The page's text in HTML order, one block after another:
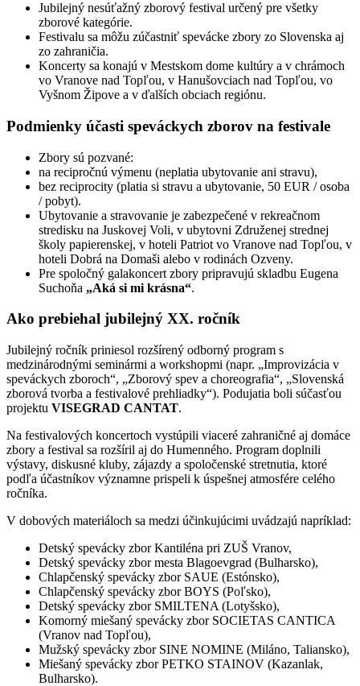
Jubilejný nesúťažný zborový festival určený pre všetky
zborové kategórie.
Festivalu sa môžu zúčastniť spevácke zbory zo Slovenska aj
zo zahraničia.
Koncerty sa konajú v Mestskom dome kultúry a v chrámoch
vo Vranove nad Topľou, v Hanušovciach nad Topľou, vo
Vyšnom Žipove a v ďalších obciach regiónu.
Podmienky účasti speváckych zborov na festivale
Zbory sú pozvané:
na recipročnú výmenu (neplatia ubytovanie ani stravu),
bez reciprocity (platia si stravu a ubytovanie, 50 EUR / osoba
/ pobyt).
Ubytovanie a stravovanie je zabezpečené v rekreačnom
stredisku na Juskovej Voli, v ubytovni Združenej strednej
školy papierenskej, v hoteli Patriot vo Vranove nad Topľou, v
hoteli Dobrá na Domaši alebo v rodinách Ozveny.
Pre spoločný galakoncert zbory pripravujú skladbu Eugena
Suchoňa „Aká si mi krásna“.
Ako prebiehal jubilejný XX. ročník
Jubilejný ročník priniesol rozšírený odborný program s
medzinárodnými seminármi a workshopmi (napr. „Improvizácia v
speváckych zboroch“, „Zborový spev a choreografia“, „Slovenská
zborová tvorba a festivalové prehliadky“). Podujatia boli súčasťou
projektu VISEGRAD CANTAT.
Na festivalových koncertoch vystúpili viaceré zahraničné aj domáce
zbory a festival sa rozšíril aj do Humenného. Program doplnili
výstavy, diskusné kluby, zájazdy a spoločenské stretnutia, ktoré
podľa účastníkov významne prispeli k úspešnej atmosfére celého
ročníka.
V dobových materiáloch sa medzi účinkujúcimi uvádzajú napríklad:
Detský spevácky zbor Kantiléna pri ZUŠ Vranov,
Detský spevácky zbor mesta Blagoevgrad (Bulharsko),
Chlapčenský spevácky zbor SAUE (Estónsko),
Chlapčenský spevácky zbor BOYS (Poľsko),
Detský spevácky zbor SMILTENA (Lotyšsko),
Komorný miešaný spevácky zbor SOCIETAS CANTICA
(Vranov nad Topľou),
Mužský spevácky zbor SINE NOMINE (Miláno, Taliansko),
Miešaný spevácky zbor PETKO STAINOV (Kazanlak,
Bulharsko).